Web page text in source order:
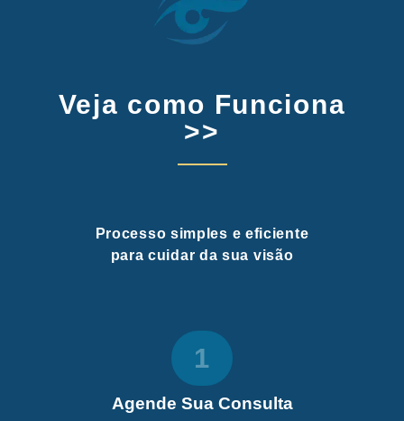
Veja como Funciona
>>
Processo simples e eficiente
para cuidar da sua visão
1
Agende Sua Consulta